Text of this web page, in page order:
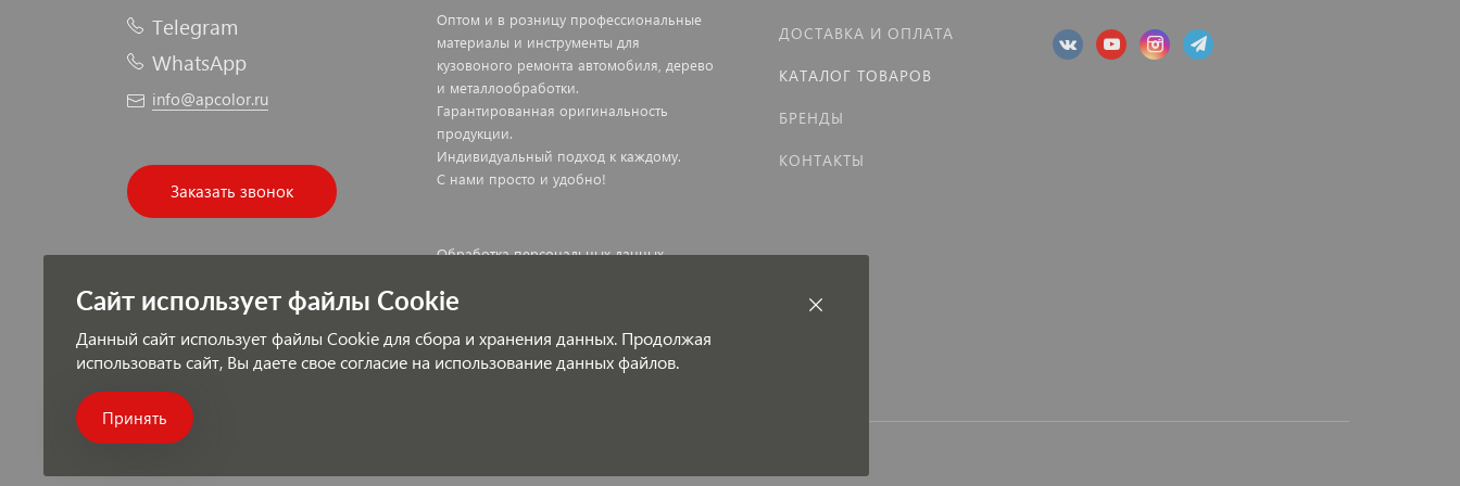
Telegram
WhatsApp
info@apcolor.ru
Заказать звонок
Оптом и в розницу профессиональные
материалы и инструменты для
кузовоного ремонта автомобиля, дерево
и металлообработки.
Гарантированная оригинальность
продукции.
Индивидуальный подход к каждому.
С нами просто и удобно!
Обработка персональных данных
Публичная оферта
Платежи под защитой
ДОСТАВКА И ОПЛАТА
КАТАЛОГ ТОВАРОВ
БРЕНДЫ
КОНТАКТЫ
Сайт использует файлы Cookie
Данный сайт использует файлы Cookie для сбора и хранения данных. Продолжая
использовать сайт, Вы даете свое согласие на использование данных файлов.
Принять